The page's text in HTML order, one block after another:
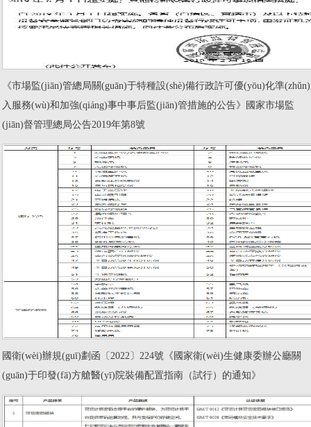
《市場監(jiān)管總局關(guān)于特種設(shè)備行政許可優(yōu)化準(zhǔn)
入服務(wù)和加強(qiáng)事中事后監(jiān)管措施的公告》國家市場監
(jiān)督管理總局公告2019年第8號
國衛(wèi)辦規(guī)劃函〔2022〕224號《國家衛(wèi)生健康委辦公廳關
(guān)于印發(fā)方艙醫(yī)院裝備配置指南（試行）的通知》